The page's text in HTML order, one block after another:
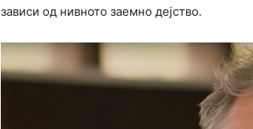
зависи од нивното заемно дејство.